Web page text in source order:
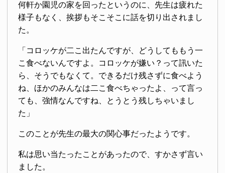
何軒か園児の家を回ったというのに、先生は疲れた
様子もなく、挨拶もそこそこに話を切り出されまし
た。
「コロッケが二こ出たんですが、どうしてももう一
こ食べないんですよ。コロッケが嫌い？って訊いた
ら、そうでもなくて。できるだけ残さずに食べよう
ね、ほかのみんなは二こ食べちゃったよ、って言っ
ても、強情なんですね、とうとう残しちゃいまし
た」
このことが先生の最大の関心事だったようです。
私は思い当たったことがあったので、すかさず言い
ました。